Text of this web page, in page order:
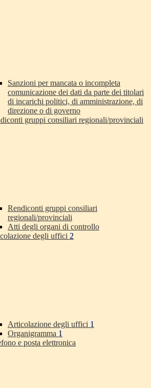
Sanzioni per mancata o incompleta
comunicazione dei dati da parte dei titolari
di incarichi politici, di amministrazione, di
direzione o di governo
gruppi consiliari regionali/provinciali
Rendiconti gruppi consiliari
regionali/provinciali
Atti degli organi di controllo
degli uffici 2
Articolazione degli uffici 1
Organigramma 1
e posta elettronica